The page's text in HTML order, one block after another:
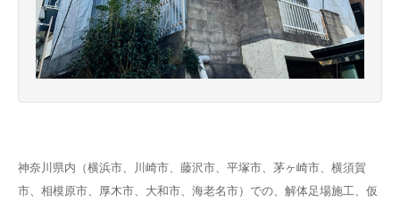
神奈川県内（横浜市、川崎市、藤沢市、平塚市、茅ヶ崎市、横須賀
市、相模原市、厚木市、大和市、海老名市）での、解体足場施工、仮